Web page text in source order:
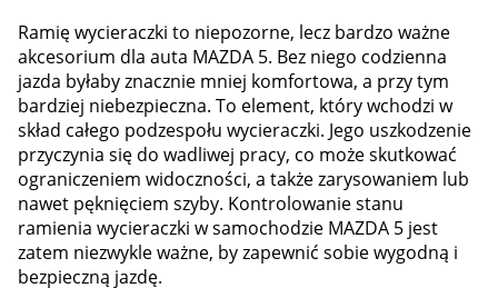
Ramię wycieraczki to niepozorne, lecz bardzo ważne
akcesorium dla auta MAZDA 5. Bez niego codzienna
jazda byłaby znacznie mniej komfortowa, a przy tym
bardziej niebezpieczna. To element, który wchodzi w
skład całego podzespołu wycieraczki. Jego uszkodzenie
przyczynia się do wadliwej pracy, co może skutkować
ograniczeniem widoczności, a także zarysowaniem lub
nawet pęknięciem szyby. Kontrolowanie stanu
ramienia wycieraczki w samochodzie MAZDA 5 jest
zatem niezwykle ważne, by zapewnić sobie wygodną i
bezpieczną jazdę.